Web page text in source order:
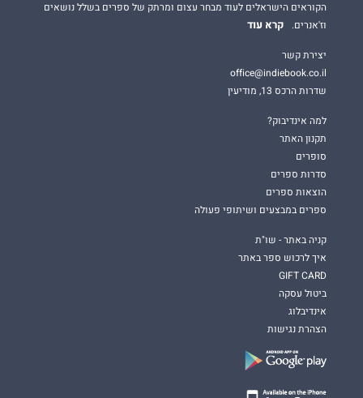
הקוראים הישראלים לעוד מבחר עצום ומרתק של ספרים בשלל נושאים
וז'אנרים.
קרא עוד
יצירת קשר
office@indiebook.co.il
שדרות הרכס 13, מודיעין
למה אינדיבוק?
תקנון האתר
סופרים
סדרות ספרים
הוצאות ספרים
ספרים במבצעים ושיתופי פעולה
קניה באתר - שו"ת
איך לרכוש ספר באתר
GIFT CARD
ביטול עסקה
אינדיבלוג
הצהרת נגישות